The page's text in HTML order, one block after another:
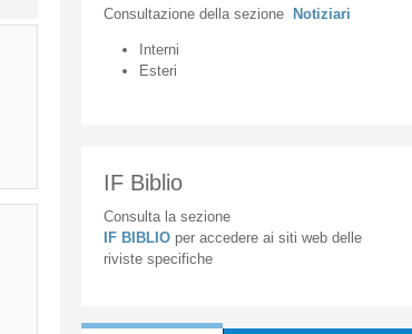
Consultazione della sezione Notiziari
Interni
Esteri
IF Biblio
Consulta la sezione
IF BIBLIO per accedere ai siti web delle
riviste specifiche